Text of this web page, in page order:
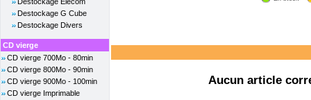
Destockage G Cube
Destockage Divers
CD vierge
CD vierge 700Mo - 80min
CD vierge 800Mo - 90min
CD vierge 900Mo - 100min
CD vierge Imprimable
Aucun article